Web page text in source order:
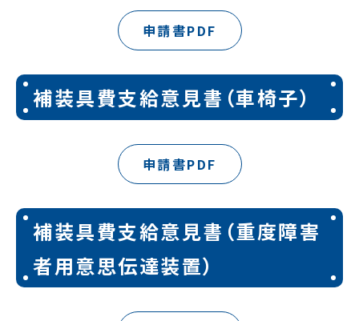
申請書PDF
補装具費支給意見書（車椅子）
申請書PDF
補装具費支給意見書（重度障害
者用意思伝達装置）